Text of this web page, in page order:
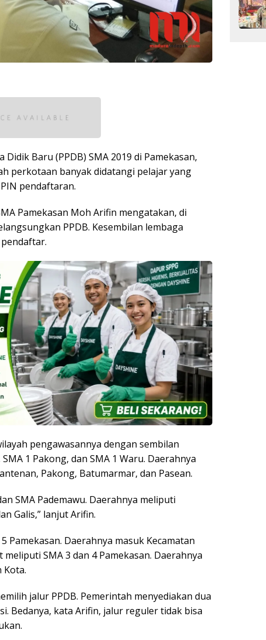
Didik Baru (PPDB) SMA 2019 di Pamekasan,
perkotaan banyak didatangi pelajar yang
pendaftaran.
Pamekasan Moh Arifin mengatakan, di
PPDB. Kesembilan lembaga
pengawasannya dengan sembilan
1 Pakong, dan SMA 1 Waru. Daerahnya
Pakong, Batumarmar, dan Pasean.
SMA Pademawu. Daerahnya meliputi
Galis,” lanjut Arifin.
Pamekasan. Daerahnya masuk Kecamatan
SMA 3 dan 4 Pamekasan. Daerahnya
Kota.
jalur PPDB. Pemerintah menyediakan dua
Bedanya, kata Arifin, jalur reguler tidak bisa